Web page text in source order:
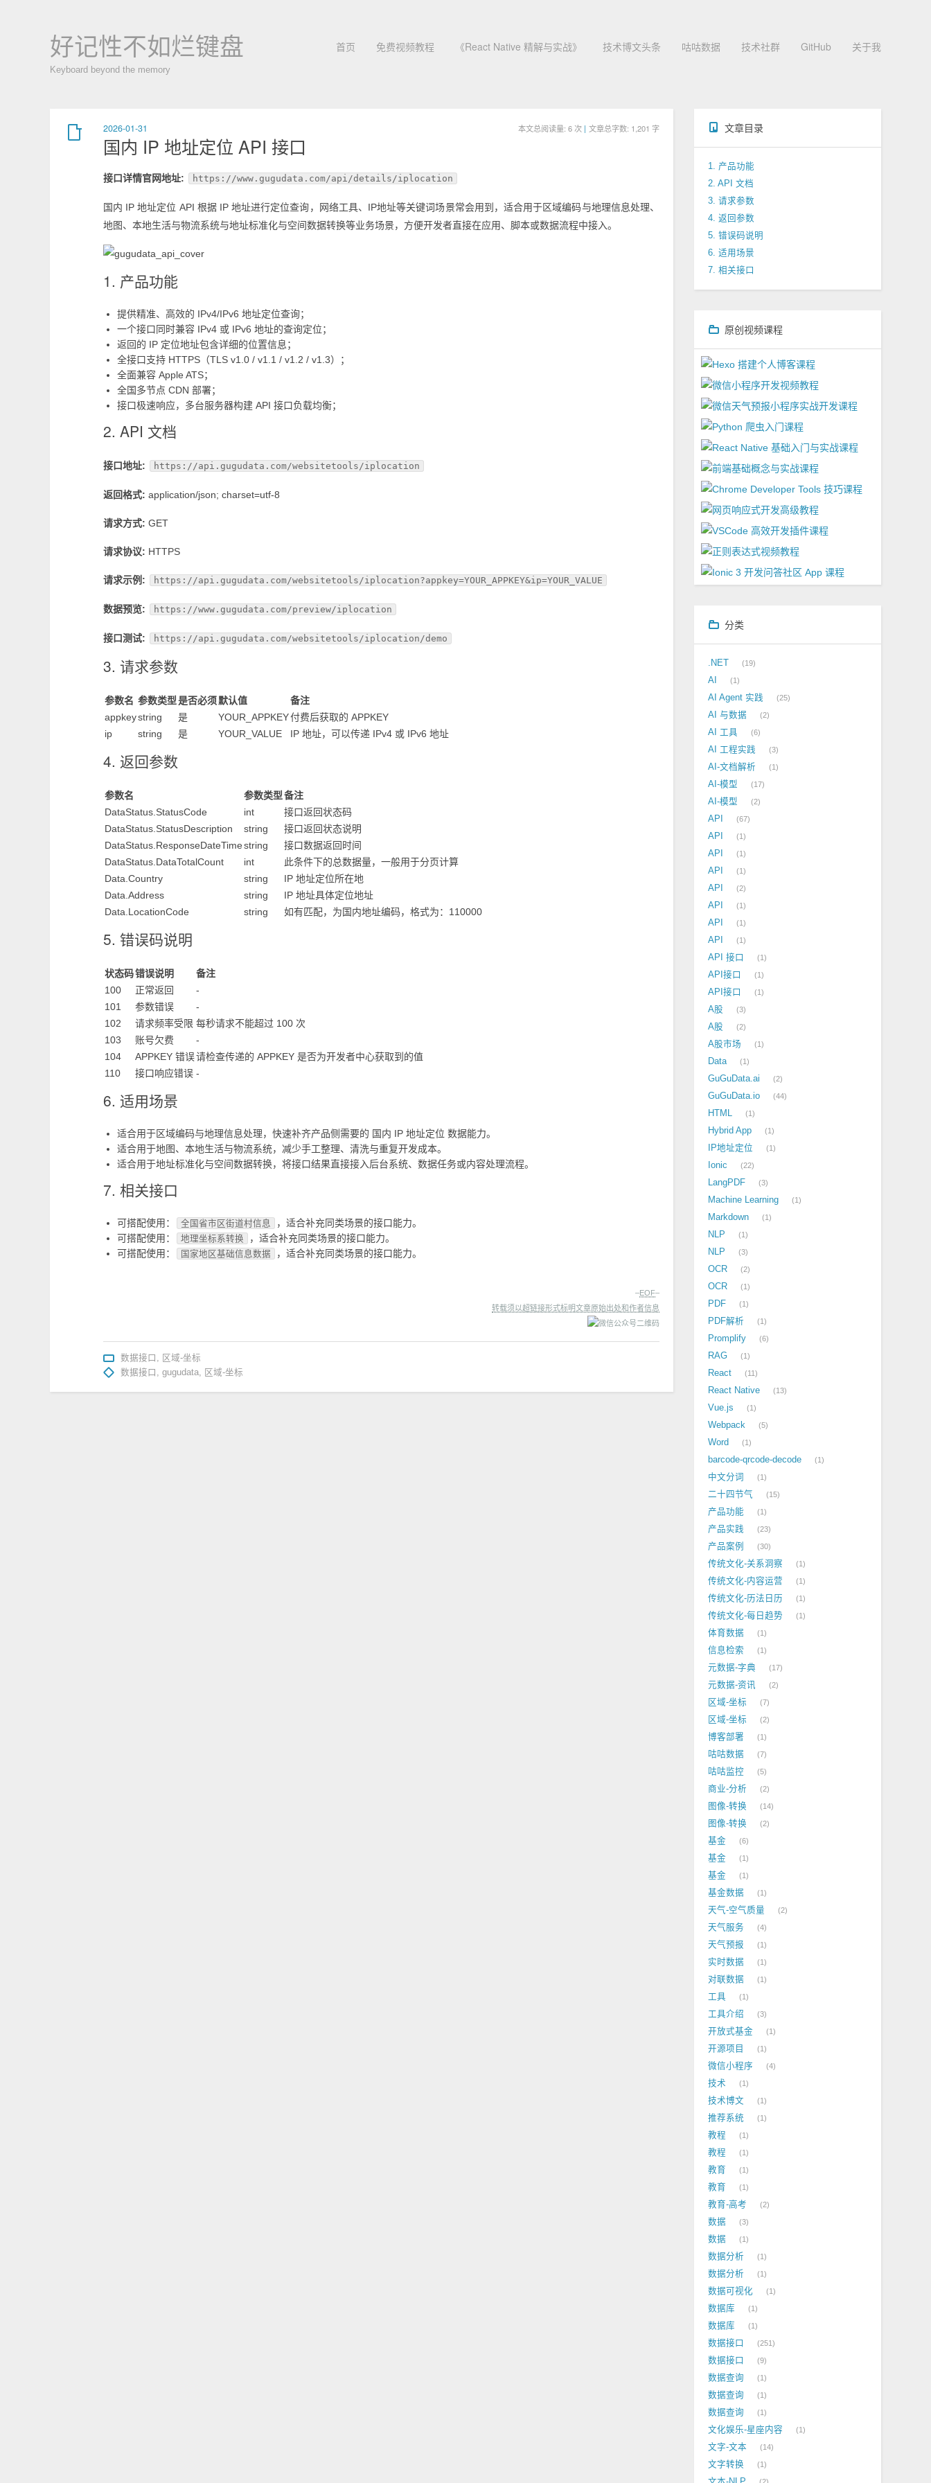
好记性不如烂键盘
Keyboard beyond the memory
首页 免费视频教程 《React Native 精解与实战》 技术博文头条 咕咕数据 技术社群 GitHub 关于我
2026-01-31 本文总阅读量: 6 次 | 文章总字数: 1,201 字
国内 IP 地址定位 API 接口
接口详情官网地址: https://www.gugudata.com/api/details/iplocation
国内 IP 地址定位 API 根据 IP 地址进行定位查询，网络工具、IP地址等关键词场景常会用到，适合用于区域编码与地理信息处理、
地图、本地生活与物流系统与地址标准化与空间数据转换等业务场景，方便开发者直接在应用、脚本或数据流程中接入。
1. 产品功能
提供精准、高效的 IPv4/IPv6 地址定位查询；
一个接口同时兼容 IPv4 或 IPv6 地址的查询定位；
返回的 IP 定位地址包含详细的位置信息；
全接口支持 HTTPS（TLS v1.0 / v1.1 / v1.2 / v1.3）；
全面兼容 Apple ATS；
全国多节点 CDN 部署；
接口极速响应，多台服务器构建 API 接口负载均衡；
2. API 文档
接口地址: https://api.gugudata.com/websitetools/iplocation
返回格式: application/json; charset=utf-8
请求方式: GET
请求协议: HTTPS
请求示例: https://api.gugudata.com/websitetools/iplocation?appkey=YOUR_APPKEY&ip=YOUR_VALUE
数据预览: https://www.gugudata.com/preview/iplocation
接口测试: https://api.gugudata.com/websitetools/iplocation/demo
3. 请求参数
参数名 参数类型是否必须默认值
备注
appkeystring 是 YOUR_APPKEY付费后获取的 APPKEY
ip
string 是 YOUR_VALUE IP 地址，可以传递 IPv4 或 IPv6 地址
4. 返回参数
参数名 参数类型备注
DataStatus.StatusCode
int
接口返回状态码
DataStatus.StatusDescription
string
接口返回状态说明
DataStatus.ResponseDateTimestring
接口数据返回时间
DataStatus.DataTotalCount
int
此条件下的总数据量，一般用于分页计算
Data.Country
string
IP 地址定位所在地
Data.Address
string
IP 地址具体定位地址
Data.LocationCode
string 如有匹配，为国内地址编码，格式为：110000
5. 错误码说明
状态码错误说明
备注
100
正常返回
-
101
参数错误
-
102
请求频率受限 每秒请求不能超过 100 次
103
账号欠费
-
104
APPKEY 错误请检查传递的 APPKEY 是否为开发者中心获取到的值
110
接口响应错误 -
6. 适用场景
适合用于区域编码与地理信息处理，快速补齐产品侧需要的 国内 IP 地址定位 数据能力。
适合用于地图、本地生活与物流系统，减少手工整理、清洗与重复开发成本。
适合用于地址标准化与空间数据转换，将接口结果直接接入后台系统、数据任务或内容处理流程。
7. 相关接口
可搭配使用： 全国省市区街道村信息
，适合补充同类场景的接口能力。
可搭配使用：
地理坐标系转换
，适合补充同类场景的接口能力。
可搭配使用：
国家地区基础信息数据 ，适合补充同类场景的接口能力。
–EOF–
转载须以超链接形式标明文章原始出处和作者信息
数据接口 , 区域-坐标
数据接口 , gugudata, 区域-坐标
文章目录
1. 产品功能
2. API 文档
3. 请求参数
4. 返回参数
5. 错误码说明
6. 适用场景
7. 相关接口
原创视频课程
分类
.NET 19
AI 1
AI Agent 实践 25
AI 与数据 2
AI 工具 6
AI 工程实践 3
AI-文档解析 1
AI-模型 17
AI-模型 2
API 67
API 1
API 1
API 1
API 2
API 1
API 1
API 1
API 接口 1
API接口 1
API接口 1
A股 3
A股 2
A股市场 1
Data 1
GuGuData.ai 2
GuGuData.io 44
HTML 1
Hybrid App 1
IP地址定位 1
Ionic 22
LangPDF 3
Machine Learning 1
Markdown 1
NLP 1
NLP 3
OCR 2
OCR 1
PDF 1
PDF解析 1
Promplify 6
RAG 1
React 11
React Native 13
Vue.js 1
Webpack 5
Word 1
barcode-qrcode-decode 1
中文分词 1
二十四节气 15
产品功能 1
产品实践 23
产品案例 30
传统文化-关系洞察 1
传统文化-内容运营 1
传统文化-历法日历 1
传统文化-每日趋势 1
体育数据 1
信息检索 1
元数据-字典 17
元数据-资讯 2
区域-坐标 7
区域-坐标 2
博客部署 1
咕咕数据 7
咕咕监控 5
商业-分析 2
图像-转换 14
图像-转换 2
基金 6
基金 1
基金 1
基金数据 1
天气-空气质量 2
天气服务 4
天气预报 1
实时数据 1
对联数据 1
工具 1
工具介绍 3
开放式基金 1
开源项目 1
微信小程序 4
技术 1
技术博文 1
推荐系统 1
教程 1
教程 1
教育 1
教育 1
教育-高考 2
数据 3
数据 1
数据分析 1
数据分析 1
数据可视化 1
数据库 1
数据库 1
数据接口 251
数据接口 9
数据查询 1
数据查询 1
数据查询 1
文化娱乐-星座内容 1
文字-文本 14
文字转换 1